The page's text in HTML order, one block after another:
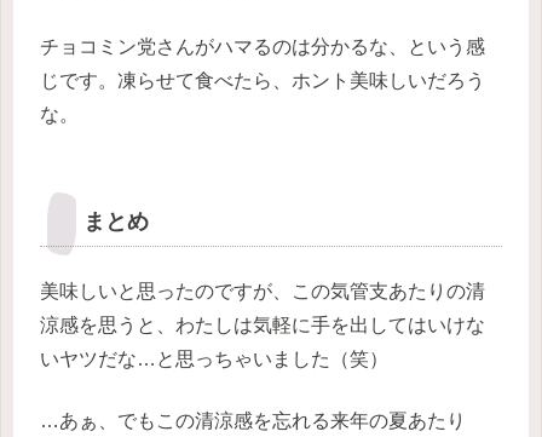
チョコミン党さんがハマるのは分かるな、という感
じです。凍らせて食べたら、ホント美味しいだろう
な。
まとめ
美味しいと思ったのですが、この気管支あたりの清
涼感を思うと、わたしは気軽に手を出してはいけな
いヤツだな…と思っちゃいました（笑）
…あぁ、でもこの清涼感を忘れる来年の夏あたり